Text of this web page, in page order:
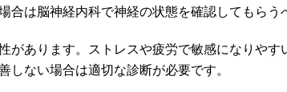
合は脳神経内科で神経の状態を確認してもらう
あります。ストレスや疲労で敏感になりや
ない場合は適切な診断が必要です。